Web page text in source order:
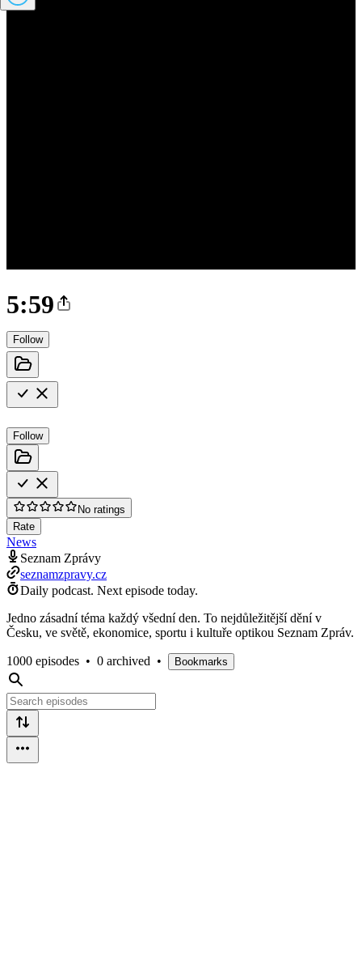
5:59
Follow
Follow
No ratings
Rate
News
Seznam Zprávy
seznamzpravy.cz
Daily podcast. Next episode today.
Jedno zásadní téma každý všední den. To nejdůležitější dění v
Česku, ve světě, ekonomice, sportu i kultuře optikou Seznam Zpráv.
1000 episodes • 0 archived • Bookmarks